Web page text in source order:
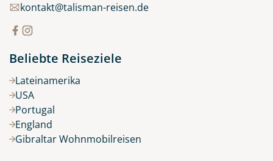
kontakt@talisman-reisen.de
Beliebte Reiseziele
Lateinamerika
USA
Portugal
England
Gibraltar Wohnmobilreisen